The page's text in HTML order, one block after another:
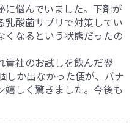
悩んでいました。下剤が
乳酸菌サプリで対策してい
くなるという状態だったの
社のお試しを飲んだ翌
しか出なかった便が、バナ
しく驚きました。今後も